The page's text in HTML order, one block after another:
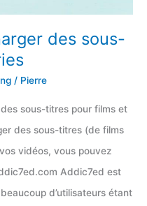
des sous-
/ Pierre
sous-titres pour films et
des sous-titres (de films
vidéos, vous pouvez
Addic7ed est
d’utilisateurs étant